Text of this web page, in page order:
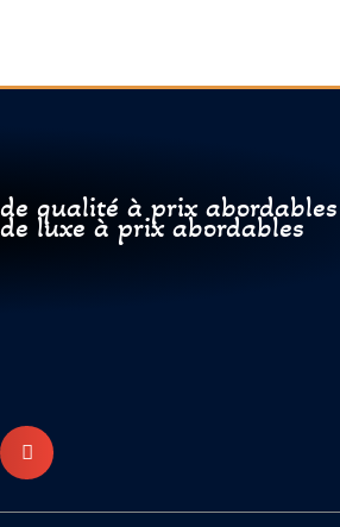
qualité à prix abordables
luxe à prix abordables